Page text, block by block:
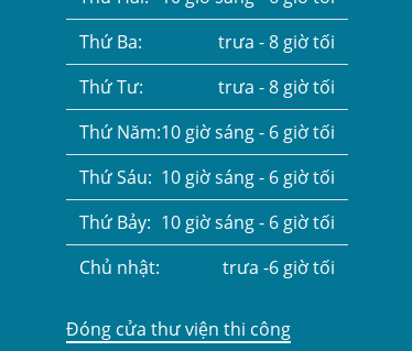
Thứ Ba:
trưa - 8 giờ tối
Thứ Tư:
trưa - 8 giờ tối
Thứ Năm:10 giờ sáng - 6 giờ tối
Thứ Sáu: 10 giờ sáng - 6 giờ tối
Thứ Bảy: 10 giờ sáng - 6 giờ tối
Chủ nhật:
trưa -6 giờ tối
Đóng cửa thư viện thi công